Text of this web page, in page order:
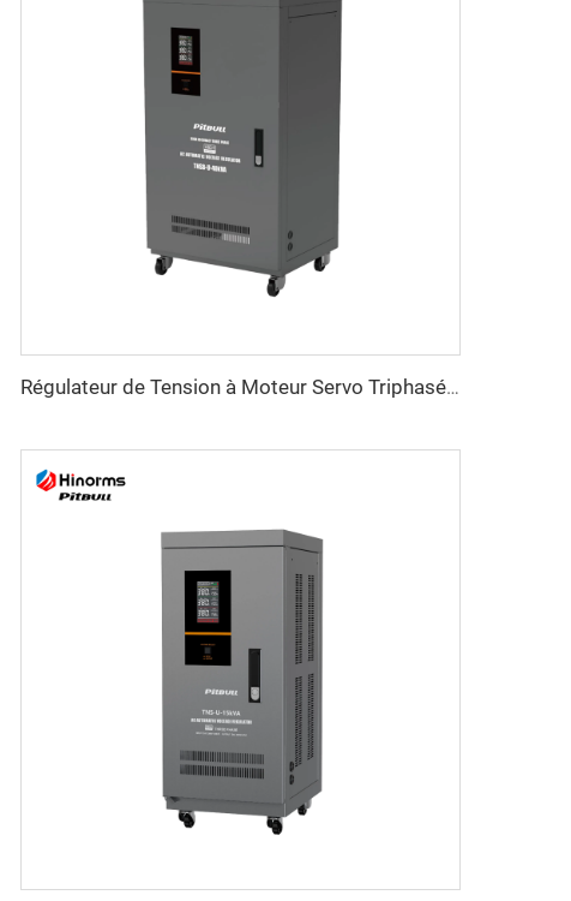
Régulateur de Tension à Moteur Servo Triphasé Série TNSB-U